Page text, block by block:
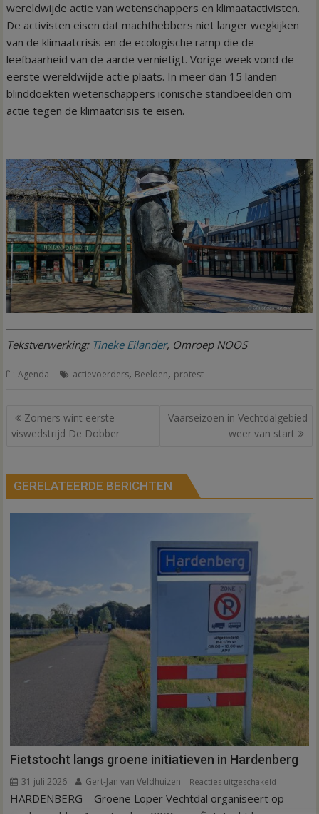
wereldwijde actie van wetenschappers en klimaatactivisten.
De activisten eisen dat machthebbers niet langer wegkijken
van de klimaatcrisis en de ecologische ramp die de
leefbaarheid van de aarde vernietigt. Vorige week vond de
eerste wereldwijde actie plaats. In meer dan 15 landen
blinddoekten wetenschappers iconische standbeelden om
actie tegen de klimaatcrisis te eisen.
Tekstverwerking: Tineke Eilander, Omroep NOOS
Agenda actievoerders, Beelden, protest
Bericht
navigatie
Zomers wint eerste
viswedstrijd De Dobber
Vaarseizoen in Vechtdalgebied
weer van start
GERELATEERDE BERICHTEN
Fietstocht langs groene initiatieven in Hardenberg
31 juli 2026 Gert-Jan van Veldhuizen Reacties uitgeschakeld
Fietstocht
HARDENBERG – Groene Loper Vechtdal organiseert op